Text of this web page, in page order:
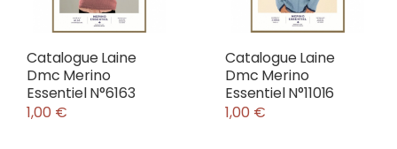
Catalogue Laine
Dmc Merino
Essentiel N°6163
1,00 €
Catalogue Laine
Dmc Merino
Essentiel N°11016
1,00 €